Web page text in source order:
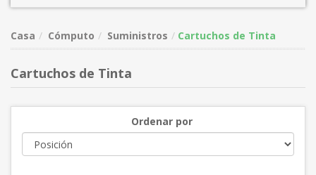
Casa Cómputo Suministros Cartuchos de Tinta
Cartuchos de Tinta
Ordenar por